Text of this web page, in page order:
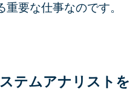
要な仕事なのです。
テムアナリストを